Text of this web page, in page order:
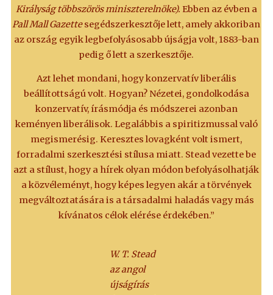
Királyság többszörös miniszterelnöke). Ebben az évben a
Pall Mall Gazettesegédszerkesztője lett, amely akkoriban
az ország egyik legbefolyásosabb újságja volt, 1883-ban
pedig ő lett a szerkesztője.
Azt lehet mondani, hogy konzervatív liberális
beállítottságú volt. Hogyan? Nézetei, gondolkodása
konzervatív, írásmódja és módszerei azonban
keményen liberálisok. Legalábbis a spiritizmussal való
megismerésig. Keresztes lovagként volt ismert,
forradalmi szerkesztési stílusa miatt. Stead vezette be
azt a stílust, hogy a hírek olyan módon befolyásolhatják
a közvéleményt, hogy képes legyen akár a törvények
megváltoztatására is a társadalmi haladás vagy más
kívánatos célok elérése érdekében.”
W. T. Stead
az angol
újságírás